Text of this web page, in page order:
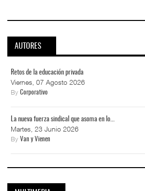
AUTORES
Retos de la educación privada
Viernes, 07 Agosto 2026
By Corporativo
La nueva fuerza sindical que asoma en lo...
Martes, 23 Junio 2026
By Van y Vienen